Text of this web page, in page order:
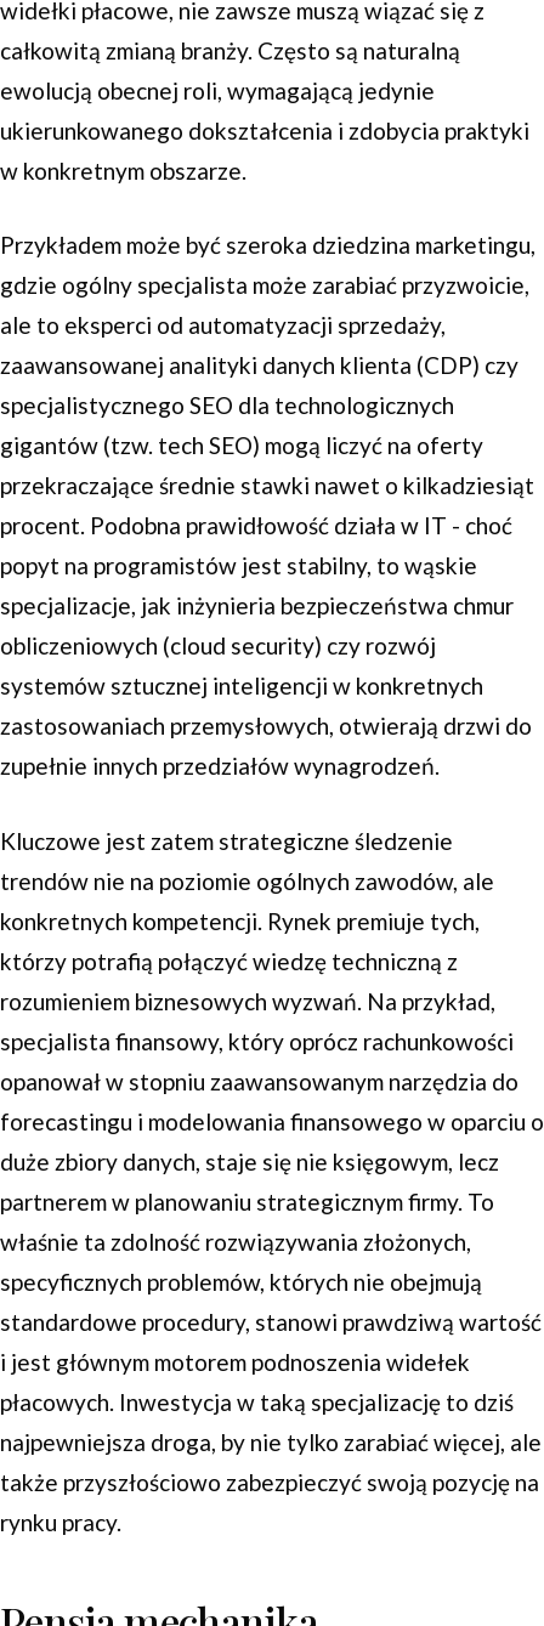
widełki płacowe, nie zawsze muszą wiązać się z
całkowitą zmianą branży. Często są naturalną
ewolucją obecnej roli, wymagającą jedynie
ukierunkowanego dokształcenia i zdobycia praktyki
w konkretnym obszarze.
Przykładem może być szeroka dziedzina marketingu,
gdzie ogólny specjalista może zarabiać przyzwoicie,
ale to eksperci od automatyzacji sprzedaży,
zaawansowanej analityki danych klienta (CDP) czy
specjalistycznego SEO dla technologicznych
gigantów (tzw. tech SEO) mogą liczyć na oferty
przekraczające średnie stawki nawet o kilkadziesiąt
procent. Podobna prawidłowość działa w IT - choć
popyt na programistów jest stabilny, to wąskie
specjalizacje, jak inżynieria bezpieczeństwa chmur
obliczeniowych (cloud security) czy rozwój
systemów sztucznej inteligencji w konkretnych
zastosowaniach przemysłowych, otwierają drzwi do
zupełnie innych przedziałów wynagrodzeń.
Kluczowe jest zatem strategiczne śledzenie
trendów nie na poziomie ogólnych zawodów, ale
konkretnych kompetencji. Rynek premiuje tych,
którzy potrafią połączyć wiedzę techniczną z
rozumieniem biznesowych wyzwań. Na przykład,
specjalista finansowy, który oprócz rachunkowości
opanował w stopniu zaawansowanym narzędzia do
forecastingu i modelowania finansowego w oparciu o
duże zbiory danych, staje się nie księgowym, lecz
partnerem w planowaniu strategicznym firmy. To
właśnie ta zdolność rozwiązywania złożonych,
specyficznych problemów, których nie obejmują
standardowe procedury, stanowi prawdziwą wartość
i jest głównym motorem podnoszenia widełek
płacowych. Inwestycja w taką specjalizację to dziś
najpewniejsza droga, by nie tylko zarabiać więcej, ale
także przyszłościowo zabezpieczyć swoją pozycję na
rynku pracy.